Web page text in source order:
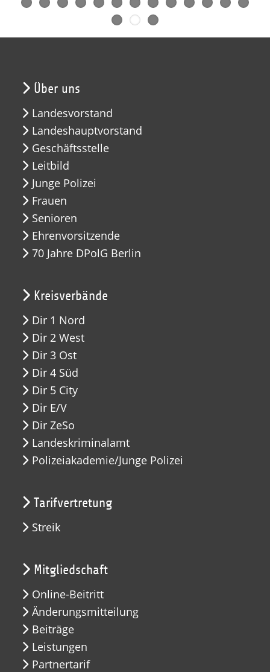
Über uns
Landesvorstand
Landeshauptvorstand
Geschäftsstelle
Leitbild
Junge Polizei
Frauen
Senioren
Ehrenvorsitzende
70 Jahre DPolG Berlin
Kreisverbände
Dir 1 Nord
Dir 2 West
Dir 3 Ost
Dir 4 Süd
Dir 5 City
Dir E/V
Dir ZeSo
Landeskriminalamt
Polizeiakademie/Junge Polizei
Tarifvertretung
Streik
Mitgliedschaft
Online-Beitritt
Änderungsmitteilung
Beiträge
Leistungen
Partnertarif